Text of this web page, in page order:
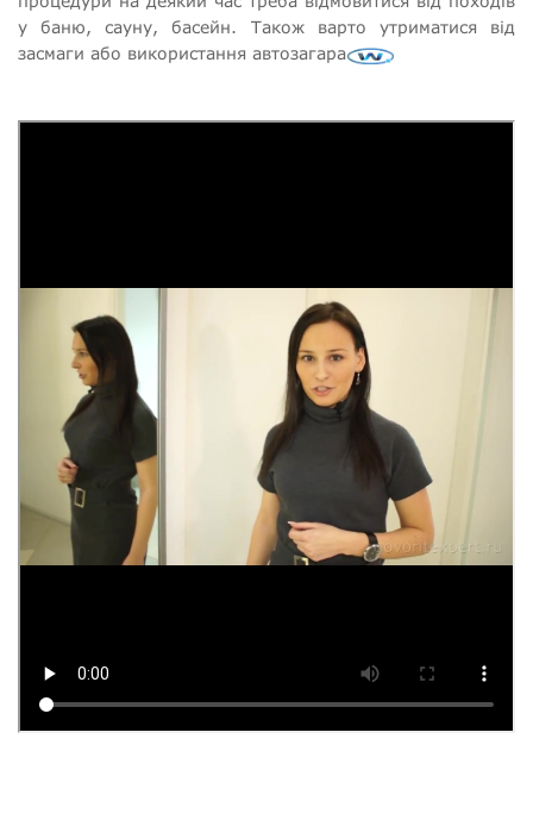
у баню, сауну, басейн. Також варто утриматися від
засмаги або використання автозагара